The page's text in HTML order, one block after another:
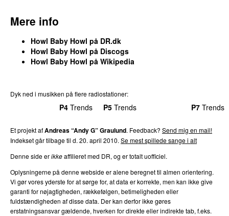
Mere info
Howl Baby Howl på DR.dk
Howl Baby Howl på Discogs
Howl Baby Howl på Wikipedia
Dyk ned i musikken på flere radiostationer:
P4 Trends P5 Trends P7 Trends
Et projekt afAndreas “Andy G” Graulund. Feedback? Send mig en mail!
Indekset går tilbage til d. 20. april 2010. Se mest spillede sange i alt
Denne side erikkeaffilieret med DR, og er totalt uofficiel.
Oplysningerne på denne webside er alene beregnet til almen orientering.
Vi gør vores yderste for at sørge for, at data er korrekte, men kan ikke give
garanti for nøjagtigheden, rækkefølgen, betimeligheden eller
fuldstændigheden af disse data. Der kan derfor ikke gøres
erstatningsansvar gældende, hverken for direkte eller indirekte tab, f.eks.